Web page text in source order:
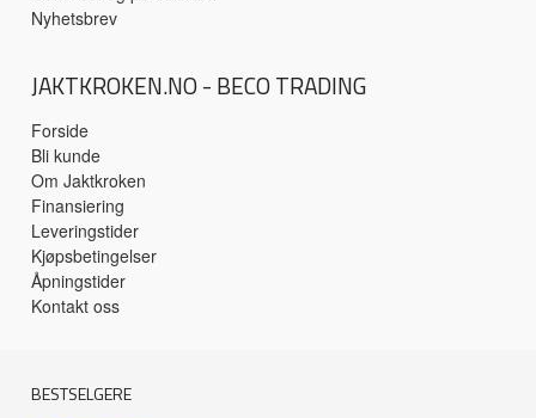
Nyhetsbrev
JAKTKROKEN.NO - BECO TRADING
Forside
Bli kunde
Om Jaktkroken
Finansiering
Leveringstider
Kjøpsbetingelser
Åpningstider
Kontakt oss
BESTSELGERE